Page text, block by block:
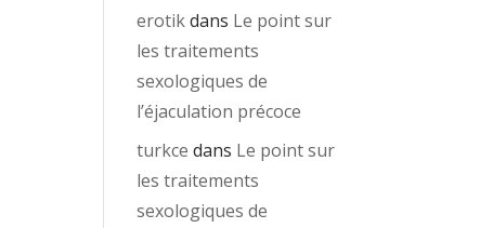
erotikdans Le point sur
les traitements
sexologiques de
l’éjaculation précoce
turkce dans Le point sur
les traitements
sexologiques de